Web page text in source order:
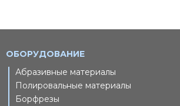
ОБОРУДОВАНИЕ
Абразивные материалы
Полировальные материалы
Борфрезы